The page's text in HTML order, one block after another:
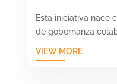
Esta iniciativa nace
de gobernanza
VIEW MORE